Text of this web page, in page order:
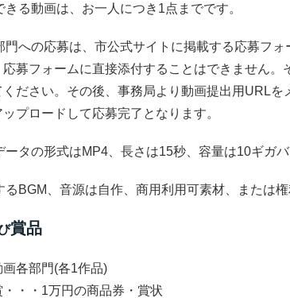
きる動画は、お一人につき1点までです。
門への応募は、市公式サイトに掲載する応募フ
応募フォームに直接添付することはできません
ください。その後、事務局より動画提出用URL
プロードして応募完了となります。
ータの形式はMP4、長さは15秒、容量は10ギガバ
るBGM、音源は自作、商用利用可素材、または
賞品
各部門(各1作品)
・・1万円の商品券・賞状